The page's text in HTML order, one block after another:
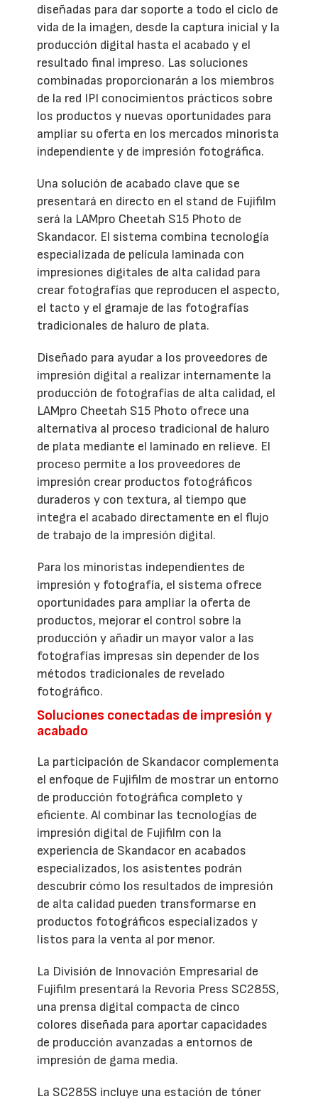
diseñadas para dar soporte a todo el ciclo de
vida de la imagen, desde la captura inicial y la
producción digital hasta el acabado y el
resultado final impreso. Las soluciones
combinadas proporcionarán a los miembros
de la red IPI conocimientos prácticos sobre
los productos y nuevas oportunidades para
ampliar su oferta en los mercados minorista
independiente y de impresión fotográfica.
Una solución de acabado clave que se
presentará en directo en el stand de Fujifilm
será la LAMpro Cheetah S15 Photo de
Skandacor. El sistema combina tecnología
especializada de película laminada con
impresiones digitales de alta calidad para
crear fotografías que reproducen el aspecto,
el tacto y el gramaje de las fotografías
tradicionales de haluro de plata.
Diseñado para ayudar a los proveedores de
impresión digital a realizar internamente la
producción de fotografías de alta calidad, el
LAMpro Cheetah S15 Photo ofrece una
alternativa al proceso tradicional de haluro
de plata mediante el laminado en relieve. El
proceso permite a los proveedores de
impresión crear productos fotográficos
duraderos y con textura, al tiempo que
integra el acabado directamente en el flujo
de trabajo de la impresión digital.
Para los minoristas independientes de
impresión y fotografía, el sistema ofrece
oportunidades para ampliar la oferta de
productos, mejorar el control sobre la
producción y añadir un mayor valor a las
fotografías impresas sin depender de los
métodos tradicionales de revelado
fotográfico.
Soluciones conectadas de impresión y
acabado
La participación de Skandacor complementa
el enfoque de Fujifilm de mostrar un entorno
de producción fotográfica completo y
eficiente. Al combinar las tecnologías de
impresión digital de Fujifilm con la
experiencia de Skandacor en acabados
especializados, los asistentes podrán
descubrir cómo los resultados de impresión
de alta calidad pueden transformarse en
productos fotográficos especializados y
listos para la venta al por menor.
La División de Innovación Empresarial de
Fujifilm presentará la Revoria Press SC285S,
una prensa digital compacta de cinco
colores diseñada para aportar capacidades
de producción avanzadas a entornos de
impresión de gama media.
La SC285S incluye una estación de tóner